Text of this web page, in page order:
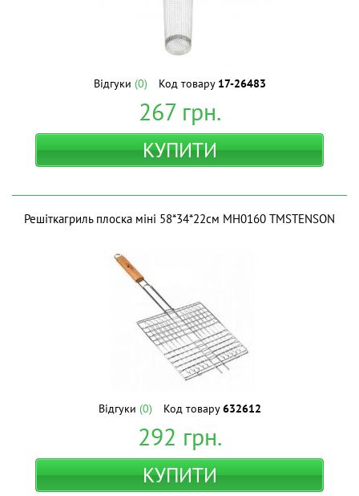
Відгуки (0) Код товару 17-26483
267грн.
КУПИТИ
Решіткагриль плоска міні 58*34*22см МН0160 ТМSTENSON
Відгуки (0) Код товару632612
292 грн.
КУПИТИ